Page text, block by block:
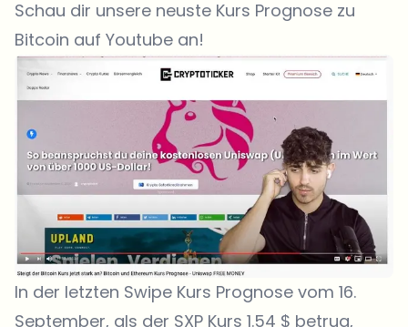
Schau dir unsere neuste Kurs Prognose zu
Bitcoin auf Youtube an!
In der letzten Swipe Kurs Prognose vom 16.
September, als der SXP Kurs 1.54 $ betrug,